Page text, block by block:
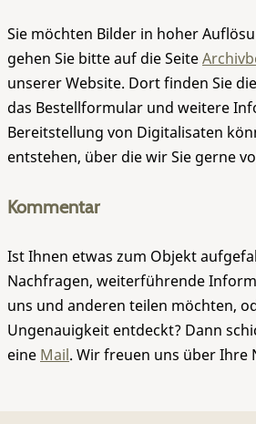
Sie möchten Bilder in hoher
gehen Sie bitte auf die Seite
unserer Website. Dort finden Sie
das Bestellformular und weitere
Bereitstellung von Digitalisaten
entstehen, über die wir Sie gerne
Kommentar
Ist Ihnen etwas zum Objekt
Nachfragen, weiterführende
uns und anderen teilen möchten,
Ungenauigkeit entdeckt? Dann
eine Mail. Wir freuen uns über Ihre